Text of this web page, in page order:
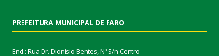
PREFEITURA MUNICIPAL DE FARO
End.: Rua Dr. Dionísio Bentes, Nº S/n Centro